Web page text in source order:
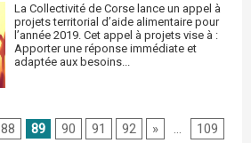
La Collectivité de Corse lance un appel à
projets territorial d’aide alimentaire pour
l’année 2019. Cet appel à projets vise à :
Apporter une réponse immédiate et
adaptée aux besoins...
88 89 90 91 92 » 109